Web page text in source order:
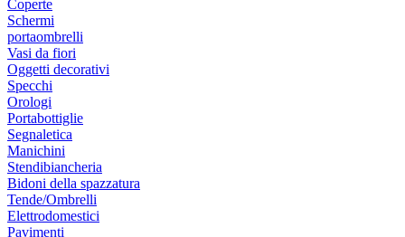
Coperte
Schermi
portaombrelli
Vasi da fiori
Oggetti decorativi
Specchi
Orologi
Portabottiglie
Segnaletica
Manichini
Stendibiancheria
Bidoni della spazzatura
Tende/Ombrelli
Elettrodomestici
Pavimenti